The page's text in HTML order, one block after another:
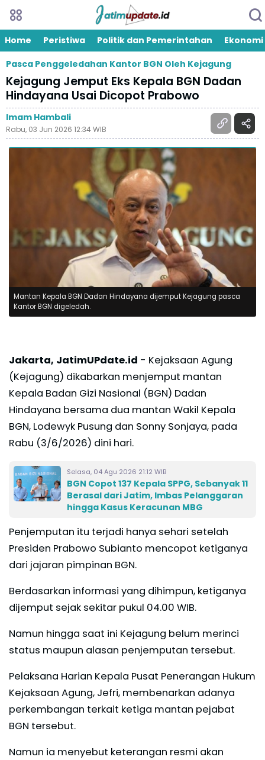
Home Peristiwa Politik dan Pemerintahan
Ekonomi
Pasca Penggeledahan Kantor BGN Oleh Kejagung
Kejagung Jemput Eks Kepala BGN Dadan
Hindayana Usai Dicopot Prabowo
Imam Hambali
Rabu, 03 Jun 2026 12:34 WIB
Mantan Kepala BGN Dadan Hindayana dijemput Kejagung pasca
Kantor BGN digeledah.
Jakarta, JatimUPdate.id - Kejaksaan Agung
(Kejagung) dikabarkan menjemput mantan
Kepala Badan Gizi Nasional (BGN) Dadan
Hindayana bersama dua mantan Wakil Kepala
BGN, Lodewyk Pusung dan Sonny Sonjaya, pada
Rabu (3/6/2026) dini hari.
Selasa, 04 Agu 2026 21:12 WIB
BGN Copot 137 Kepala SPPG, Sebanyak 11
Berasal dari Jatim, Imbas Pelanggaran
hingga Kasus Keracunan MBG
Penjemputan itu terjadi hanya sehari setelah
Presiden Prabowo Subianto mencopot ketiganya
dari jajaran pimpinan BGN.
Berdasarkan informasi yang dihimpun, ketiganya
dijemput sejak sekitar pukul 04.00 WIB.
Namun hingga saat ini Kejagung belum merinci
status maupun alasan penjemputan tersebut.
Pelaksana Harian Kepala Pusat Penerangan Hukum
Kejaksaan Agung, Jefri, membenarkan adanya
perkembangan terkait ketiga mantan pejabat
BGN tersebut.
Namun ia menyebut keterangan resmi akan